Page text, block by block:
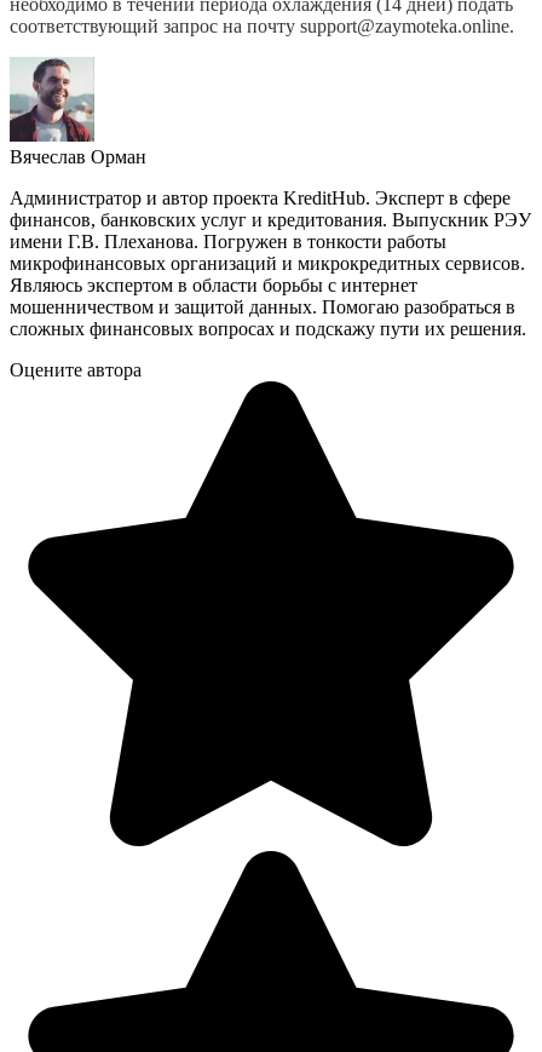
соответствующий запрос на почту support@zaymoteka.online.
Вячеслав Орман
Администратор и автор проекта KreditHub. Эксперт в сфере
финансов, банковских услуг и кредитования. Выпускник РЭУ
имени Г.В. Плеханова. Погружен в тонкости работы
микрофинансовых организаций и микрокредитных сервисов.
Являюсь экспертом в области борьбы с интернет
мошенничеством и защитой данных. Помогаю разобраться в
сложных финансовых вопросах и подскажу пути их решения.
Оцените автора